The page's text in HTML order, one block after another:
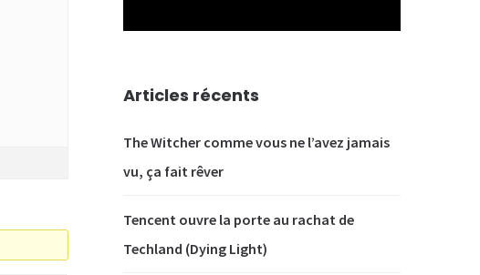
Articles récents
The Witcher comme vous ne l’avez jamais
vu, ça fait rêver
Tencent ouvre la porte au rachat de
Techland (Dying Light)